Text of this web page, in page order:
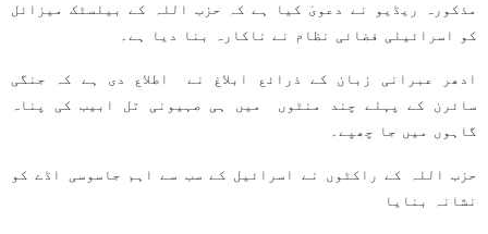
مذکورہ ریڈیو نے دعویٰ کیا ہے کہ حزب اللہ کے بیلسٹک میزائل
کو اسرائیلی فضائی نظام نے ناکارہ بنا دیا ہے۔
ادھر عبرانی زبان کے ذرائع ابلاغ نے اطلاع دی ہے کہ جنگی
سائرن کے پہلے چند منٹوں میں ہی صہیونی تل ابیب کی پناہ
گاہوں میں جا چھپے۔
حزب اللہ کے راکٹوں نے اسرائیل کے سب سے اہم جاسوسی اڈے کو
نشانہ بنایا